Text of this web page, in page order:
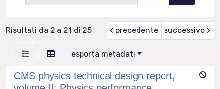
Risultati da 2 a 21 di 25 < precedente successivo >
esporta metadati
CMS physics technical design report,